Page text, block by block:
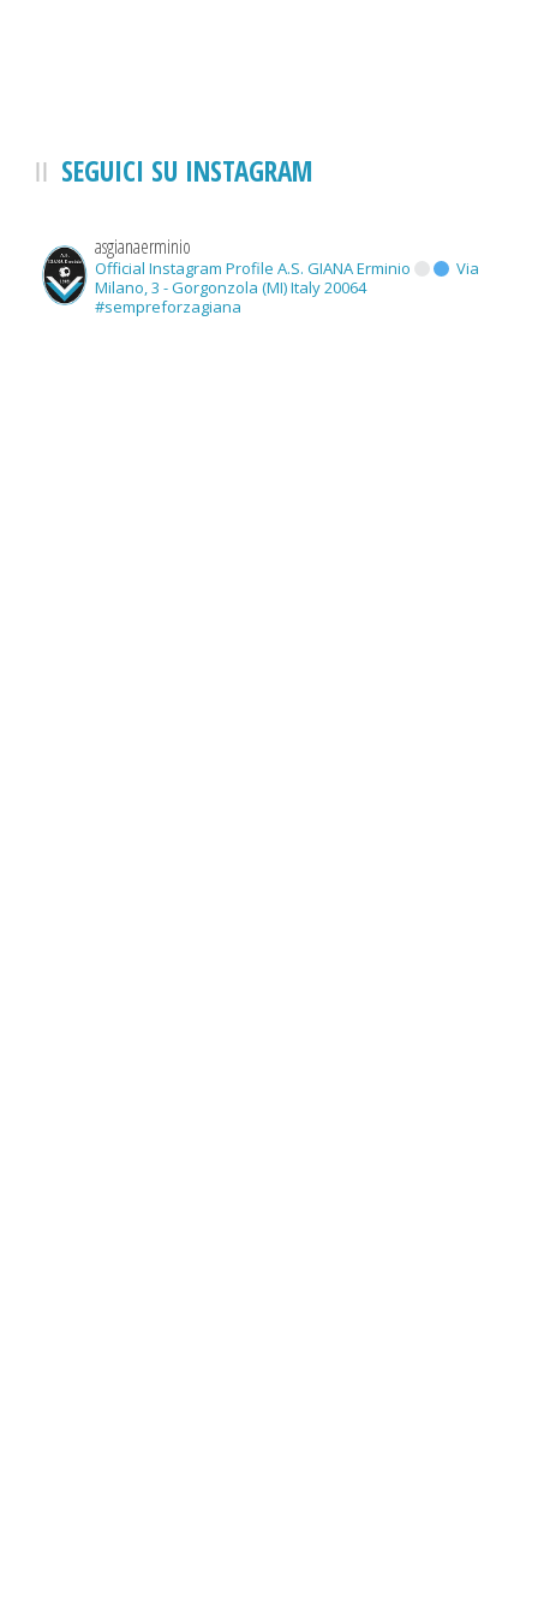
SEGUICI SU INSTAGRAM
asgianaerminio
Official Instagram Profile A.S. GIANA Erminio
Via
Milano, 3 - Gorgonzola (MI) Italy 20064
#sempreforzagiana